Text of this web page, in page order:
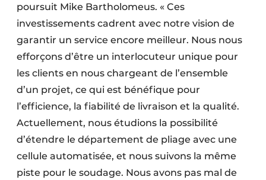
poursuit Mike Bartholomeus. « Ces
investissements cadrent avec notre vision de
garantir un service encore meilleur. Nous nous
efforçons d’être un interlocuteur unique pour
les clients en nous chargeant de l’ensemble
d’un projet, ce qui est bénéfique pour
l’efficience, la fiabilité de livraison et la qualité.
Actuellement, nous étudions la possibilité
d’étendre le département de pliage avec une
cellule automatisée, et nous suivons la même
piste pour le soudage. Nous avons pas mal de